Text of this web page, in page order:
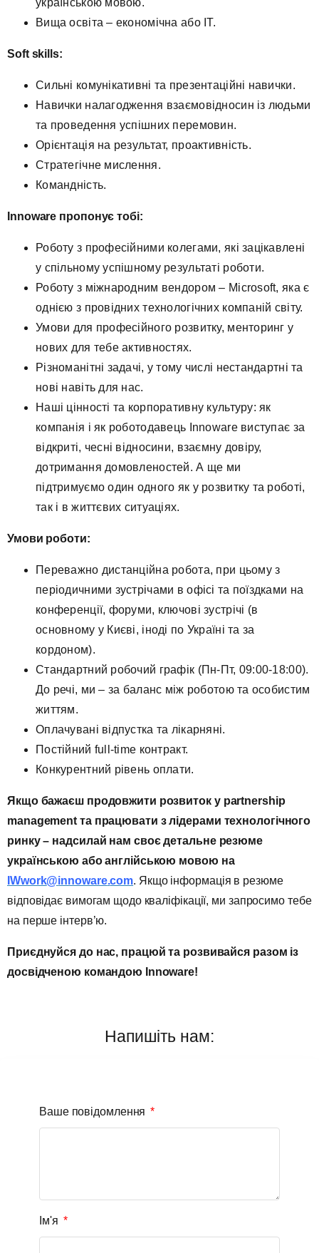
українською мовою.
Вища освіта – економічна або ІТ.
Soft skills:
Сильні комунікативні та презентаційні навички.
Навички налагодження взаємовідносин із людьми
та проведення успішних перемовин.
Орієнтація на результат, проактивність.
Стратегічне мислення.
Командність.
Innoware пропонує тобі:
Роботу з професійними колегами, які зацікавлені
у спільному успішному результаті роботи.
Роботу з міжнародним вендором – Microsoft, яка є
однією з провідних технологічних компаній світу.
Умови для професійного розвитку, менторинг у
нових для тебе активностях.
Різноманітні задачі, у тому числі нестандартні та
нові навіть для нас.
Наші цінності та корпоративну культуру: як
компанія і як роботодавець Innoware виступає за
відкриті, чесні відносини, взаємну довіру,
дотримання домовленостей. А ще ми
підтримуємо один одного як у розвитку та роботі,
так і в життєвих ситуаціях.
Умови роботи:
Переважно дистанційна робота, при цьому з
періодичними зустрічами в офісі та поїздками на
конференції, форуми, ключові зустрічі (в
основному у Києві, іноді по Україні та за
кордоном).
Стандартний робочий графік (Пн-Пт, 09:00-18:00).
До речі, ми – за баланс між роботою та особистим
життям.
Оплачувані відпустка та лікарняні.
Постійний full-time контракт.
Конкурентний рівень оплати.
Якщо бажаєш продовжити розвиток у partnership
management та працювати з лідерами технологічного
ринку – надсилай нам своє детальне резюме
українською або англійською мовою на
IWwork@innoware.com. Якщо інформація в резюме
відповідає вимогам щодо кваліфікації, ми запросимо тебе
на перше інтерв’ю.
Приєднуйся до нас, працюй та розвивайся разом із
досвідченою командою Innoware!
Напишіть нам:
Ваше повідомлення
Ім'я